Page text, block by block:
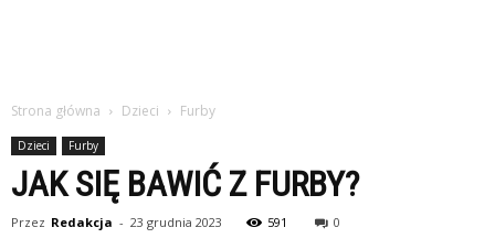
Strona główna Dzieci Furby
Dzieci Furby
JAK SIĘ BAWIĆ Z FURBY?
Przez Redakcja - 23 grudnia 2023 591 0